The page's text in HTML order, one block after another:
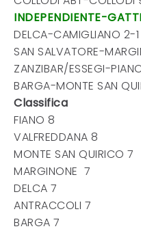
INDEPENDIENTE-
DELCA-CAMIGLIANO 2-1
SAN SALVATORE-
ZANZIBAR/ESSEGI-
BARGA-MONTE SAN
Classifica
FIANO 8
VALFREDDANA 8
MONTE SAN QUIRICO 7
MARGINONE 7
DELCA 7
ANTRACCOLI 7
BARGA 7